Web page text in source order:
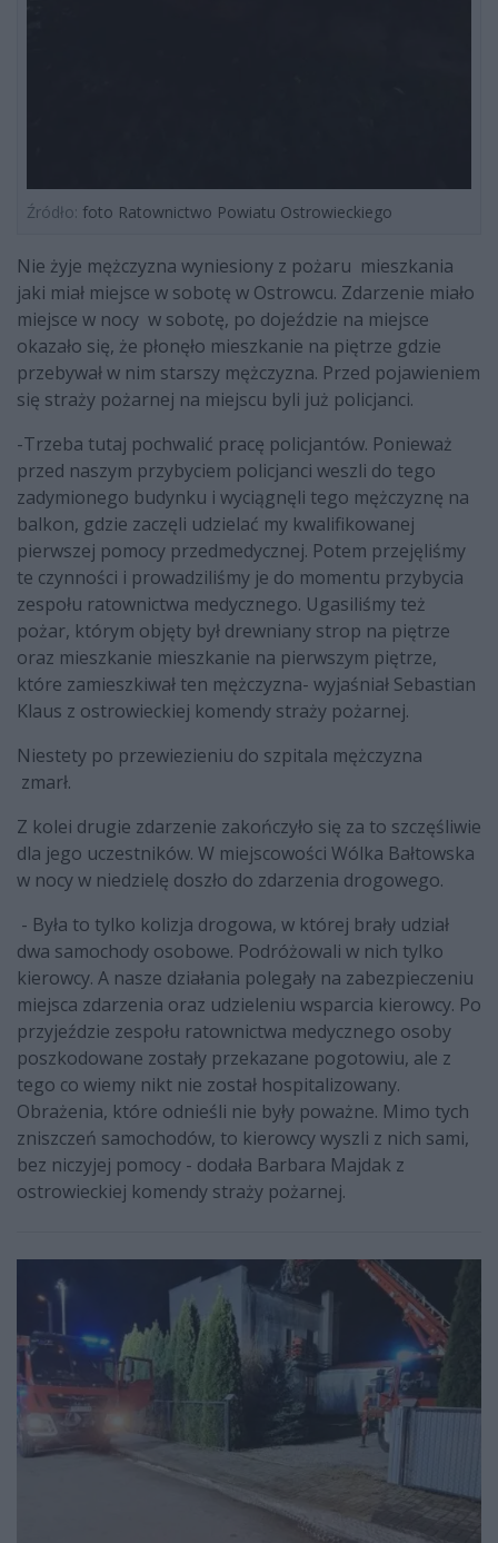
Źródło: foto Ratownictwo Powiatu Ostrowieckiego
Nie żyje mężczyzna wyniesiony z pożaru mieszkania
jaki miał miejsce w sobotę w Ostrowcu. Zdarzenie miało
miejsce w nocy w sobotę, po dojeździe na miejsce
okazało się, że płonęło mieszkanie na piętrze gdzie
przebywał w nim starszy mężczyzna. Przed pojawieniem
się straży pożarnej na miejscu byli już policjanci.
-Trzeba tutaj pochwalić pracę policjantów. Ponieważ
przed naszym przybyciem policjanci weszli do tego
zadymionego budynku i wyciągnęli tego mężczyznę na
balkon, gdzie zaczęli udzielać my kwalifikowanej
pierwszej pomocy przedmedycznej. Potem przejęliśmy
te czynności i prowadziliśmy je do momentu przybycia
zespołu ratownictwa medycznego. Ugasiliśmy też
pożar, którym objęty był drewniany strop na piętrze
oraz mieszkanie mieszkanie na pierwszym piętrze,
które zamieszkiwał ten mężczyzna- wyjaśniał Sebastian
Klaus z ostrowieckiej komendy straży pożarnej.
Niestety po przewiezieniu do szpitala mężczyzna
zmarł.
Z kolei drugie zdarzenie zakończyło się za to szczęśliwie
dla jego uczestników. W miejscowości Wólka Bałtowska
w nocy w niedzielę doszło do zdarzenia drogowego.
- Była to tylko kolizja drogowa, w której brały udział
dwa samochody osobowe. Podróżowali w nich tylko
kierowcy. A nasze działania polegały na zabezpieczeniu
miejsca zdarzenia oraz udzieleniu wsparcia kierowcy. Po
przyjeździe zespołu ratownictwa medycznego osoby
poszkodowane zostały przekazane pogotowiu, ale z
tego co wiemy nikt nie został hospitalizowany.
Obrażenia, które odnieśli nie były poważne. Mimo tych
zniszczeń samochodów, to kierowcy wyszli z nich sami,
bez niczyjej pomocy - dodała Barbara Majdak z
ostrowieckiej komendy straży pożarnej.